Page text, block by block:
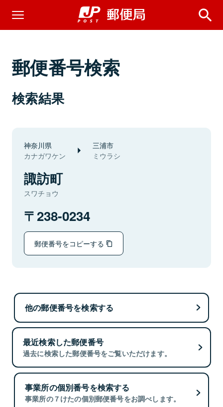
郵便番号検索
検索結果
神奈川県
カナガワケン
三浦市
ミウラシ
諏訪町
スワチョウ
238-0234
郵便番号をコピーする
他の郵便番号を検索する
最近検索した郵便番号
過去に検索した郵便番号をご覧いただけます。
事業所の個別番号を検索する
事業所の７けたの個別郵便番号をお調べします。